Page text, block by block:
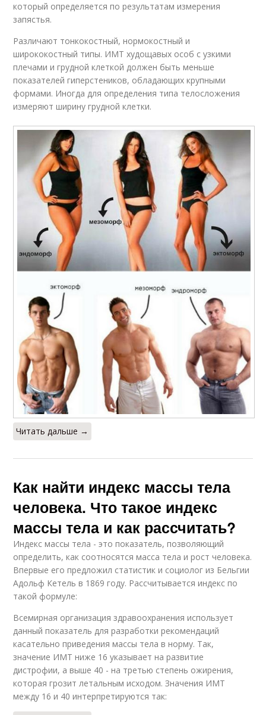
который определяется по результатам измерения
запястья.
Различают тонкокостный, нормокостный и
ширококостный типы. ИМТ худощавых особ с узкими
плечами и грудной клеткой должен быть меньше
показателей гиперстеников, обладающих крупными
формами. Иногда для определения типа телосложения
измеряют ширину грудной клетки.
Читать дальше →
Как найти индекс массы тела
человека. Что такое индекс
массы тела и как рассчитать?
Индекс массы тела - это показатель, позволяющий
определить, как соотносятся масса тела и рост человека.
Впервые его предложил статистик и социолог из Бельгии
Адольф Кетель в 1869 году. Рассчитывается индекс по
такой формуле:
Всемирная организация здравоохранения использует
данный показатель для разработки рекомендаций
касательно приведения массы тела в норму. Так,
значение ИМТ ниже 16 указывает на развитие
дистрофии, а выше 40 - на третью степень ожирения,
которая грозит летальным исходом. Значения ИМТ
между 16 и 40 интерпретируются так: